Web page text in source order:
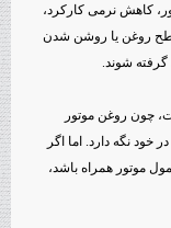
کاهش نرمی کارکرد،
روغن یا روشن شدن
شوند.
چون روغن موتور
نگه دارد. اما اگر
موتور همراه باشد،